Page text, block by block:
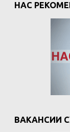
НАС
ВАКАНСИИ